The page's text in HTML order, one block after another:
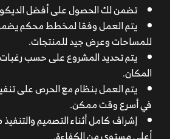
تضمن لك الحصول على أفضل
يتم العمل وفقا لمخطط محكم
للمساحات وعرض جيد للمنتجات.
يتم تحديد المشروع على حسب
المكان.
يتم العمل بنظام مع الحرص على
في أسرع وقت ممكن.
إشراف كامل أثناء التصميم